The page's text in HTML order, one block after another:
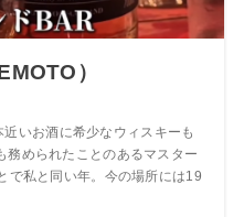
）
いお酒に希少なウィスキーも
務められたことのあるマスター
で私と同い年。今の場所には19